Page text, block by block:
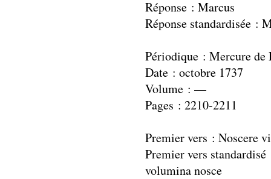
Réponse : Marcus
Réponse standardisée :
Périodique : Mercure de
Date : octobre 1737
Volume : —
Pages : 2210-2211
Premier vers : Noscere
Premier vers
volumina nosce